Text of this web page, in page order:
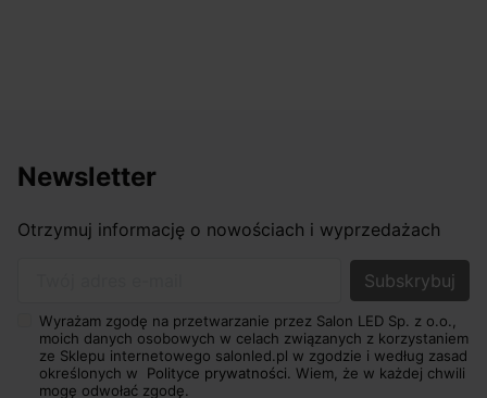
Newsletter
Otrzymuj informację o nowościach i wyprzedażach
Wyrażam zgodę na przetwarzanie przez Salon LED Sp. z o.o.,
moich danych osobowych w celach związanych z korzystaniem
ze Sklepu internetowego salonled.pl w zgodzie i według zasad
określonych w Polityce prywatności. Wiem, że w każdej chwili
mogę odwołać zgodę.